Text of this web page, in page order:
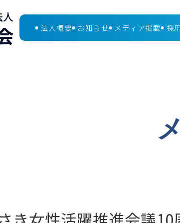
法人概要 お知らせ メディア掲載 採